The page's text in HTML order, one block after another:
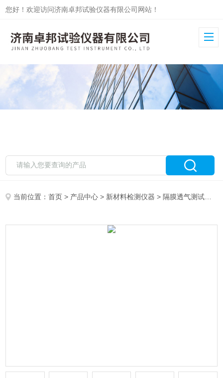
您好！欢迎访问济南卓邦试验仪器有限公司网站！
当前位置：首页 > 产品中心 > 新材料检测仪器 > 隔膜透气测试仪